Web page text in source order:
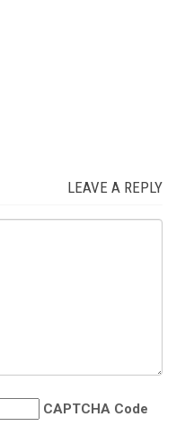
LEAVE A REPLY
CAPTCHA Code